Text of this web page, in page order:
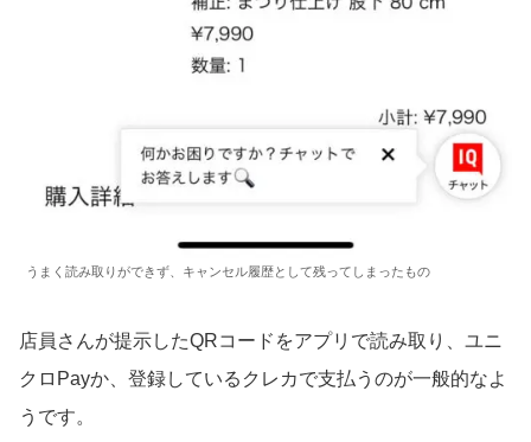
うまく読み取りができず、キャンセル履歴として残ってしまったもの
店員さんが提示したQRコードをアプリで読み取り、ユニ
クロPayか、登録しているクレカで支払うのが一般的なよ
うです。